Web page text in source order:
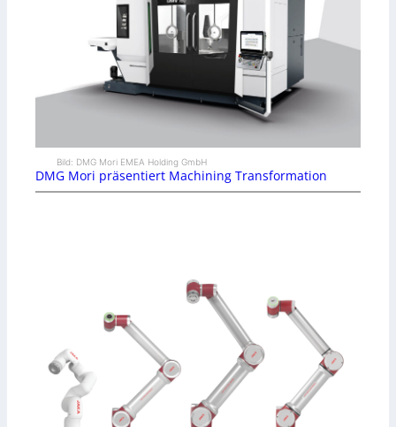
Bild: DMG Mori EMEA Holding GmbH
DMG Mori präsentiert Machining Transformation